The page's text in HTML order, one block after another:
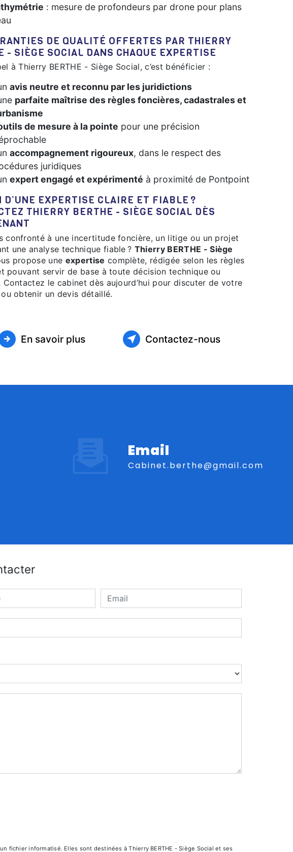
: mesure de profondeurs par drone pour plans
- SIÈGE SOCIAL DANS CHAQUE EXPERTISE
à Thierry BERTHE - Siège Social, c’est bénéficier :
avis neutre et reconnu par les juridictions
parfaite maîtrise des règles foncières, cadastrales et
de mesure à la pointe pour une précision
accompagnement rigoureux, dans le respect des
juridiques
expert engagé et expérimenté à proximité de Pontpoint
THIERRY BERTHE - SIÈGE SOCIAL DÈS
une analyse technique fiable ? Thierry BERTHE - Siège
propose une expertise complète, rédigée selon les règles
pouvant servir de base à toute décision technique ou
Contactez le cabinet dès aujourd’hui pour discuter de votre
obtenir un devis détaillé.
En savoir plus Contactez-nous
Email
cabinet.berthe@gmail.com
informatisé. Elles sont destinées à Thierry BERTHE - Siège Social et ses